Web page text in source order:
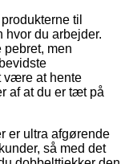
til
hvor du arbejder.
men
være at hente
af at du er tæt på
er ultra afgørende
så med det